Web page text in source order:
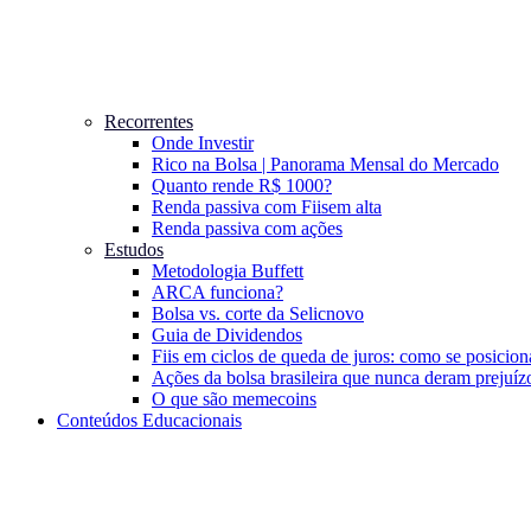
Recorrentes
Onde Investir
Rico na Bolsa | Panorama Mensal do Mercado
Quanto rende R$ 1000?
Renda passiva com Fiisem alta
Renda passiva com ações
Estudos
Metodologia Buffett
ARCA funciona?
Bolsa vs. corte da Selicnovo
Guia de Dividendos
Fiis em ciclos de queda de juros: como se
Ações da bolsa brasileira que nunca deram
O que são memecoins
Conteúdos Educacionais